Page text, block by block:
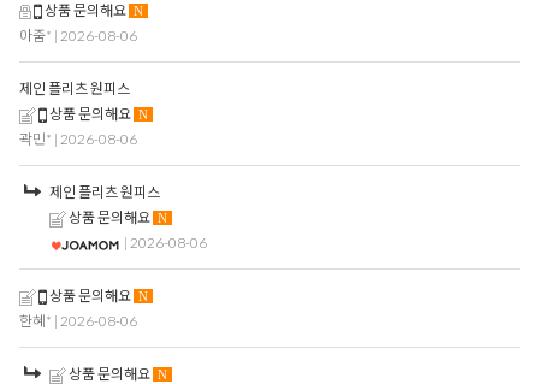
상품 문의해요 N
아줌* | 2026-08-06
제인 플리츠 원피스
상품 문의해요 N
곽민* | 2026-08-06
제인 플리츠 원피스
상품 문의해요 N
| 2026-08-06
상품 문의해요 N
한혜* | 2026-08-06
상품 문의해요 N